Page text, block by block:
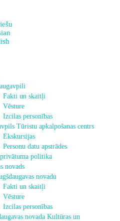
Fakti un skaitļi
Vēsture
Izcilas personības
Tūristu apkalpošanas centrs
Ekskursijas
Personu datu apstrādes
privātuma politika
novads
novadu
Fakti un skaitļi
Vēsture
Izcilas personības
novada Kultūras un